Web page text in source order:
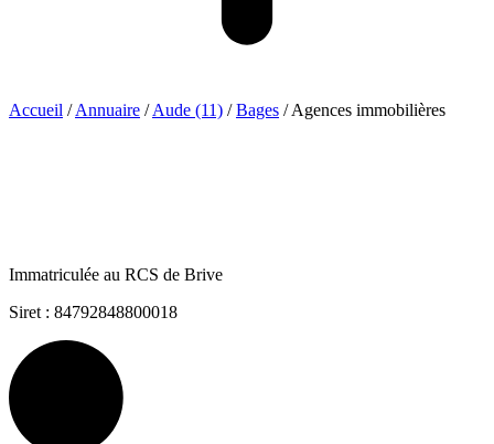
Accueil / Annuaire / Aude (11) / Bages / Agences immobilières
Immatriculée au RCS de Brive
Siret : 84792848800018